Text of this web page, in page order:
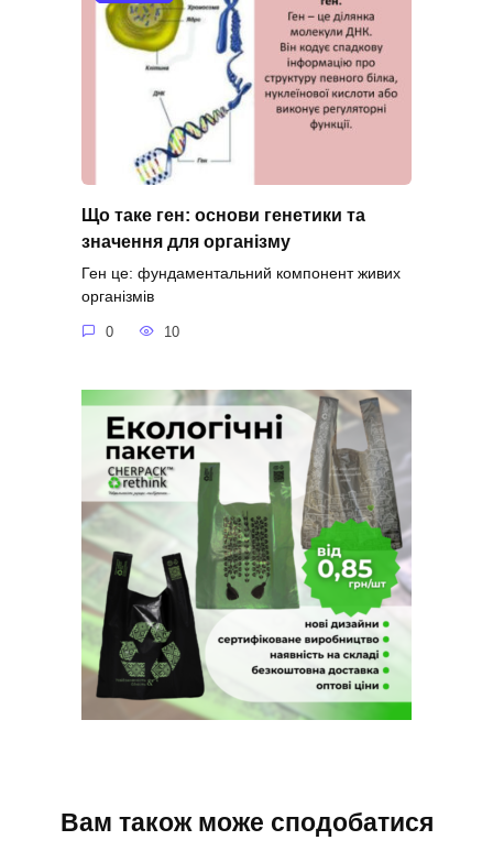
Що таке ген: основи генетики та
значення для організму
Ген це: фундаментальний компонент живих
організмів
0 10
Вам також може сподобатися